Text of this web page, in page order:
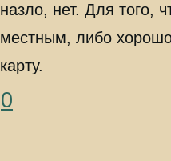
назло, нет. Для того,
местным, либо
карту.
0